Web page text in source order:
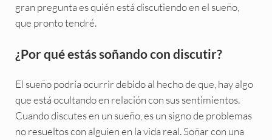
gran pregunta es quién está discutiendo en el sueño,
que pronto tendré.
¿Por qué estás soñando con discutir?
El sueño podría ocurrir debido al hecho de que, hay algo
que está ocultando en relación con sus sentimientos.
Cuando discutes en un sueño, es un signo de problemas
no resueltos con alguien en la vida real. Soñar con una